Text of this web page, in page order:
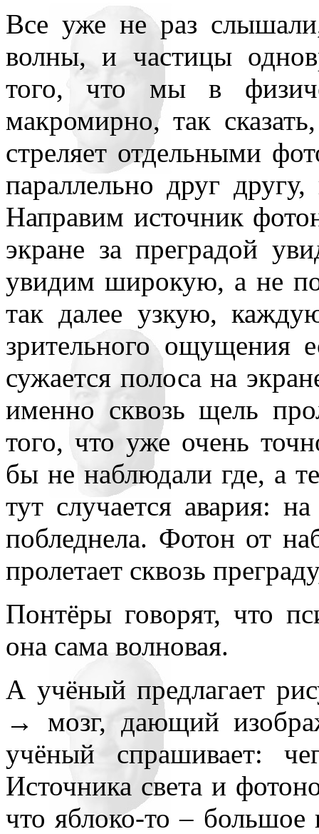
Все уже не раз
волны, и частицы
того, что мы в
макромирно, так
стреляет отдельными
параллельно друг
Направим источник
экране за преградой
увидим широкую, а не
так далее узкую,
зрительного ощущения
сужается полоса на
именно сквозь щель
того, что уже очень
бы не наблюдали где, а
тут случается авария:
побледнела. Фотон от
пролетает сквозь
Понтёры говорят, что
она сама волновая.
А учёный предлагает
→ мозг, дающий
учёный спрашивает:
Источника света и
что яблоко-то –